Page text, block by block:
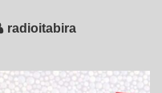
radioitabira